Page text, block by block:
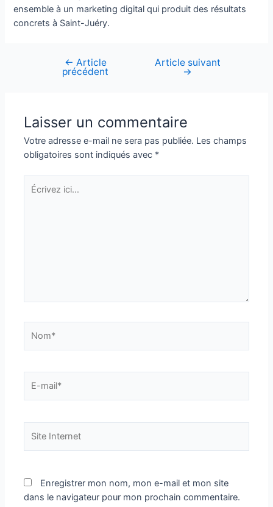
ensemble à un marketing digital qui produit des résultats
concrets à Saint-Juéry.
Navigation
← Article
précédent
Article suivant
→
Laisser un commentaire
Votre adresse e-mail ne sera pas publiée. Les champs
obligatoires sont indiqués avec *
Écrivez
ici…
mail*
Internet
Enregistrer mon nom, mon e-mail et mon site
dans le navigateur pour mon prochain commentaire.